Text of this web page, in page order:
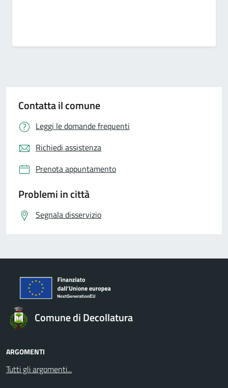
Contatta il comune
Leggi le domande frequenti
Richiedi assistenza
Prenota appuntamento
Problemi in città
Segnala disservizio
Comune di Decollatura
ARGOMENTI
Tutti gli argomenti...